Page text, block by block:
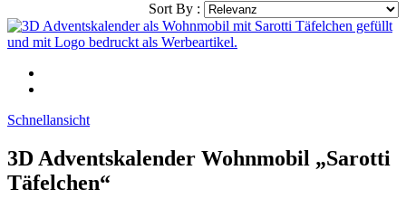
Sort By :
Schnellansicht
3D Adventskalender Wohnmobil „Sarotti
Täfelchen“